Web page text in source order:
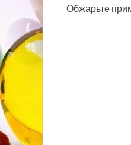
Обжарьте